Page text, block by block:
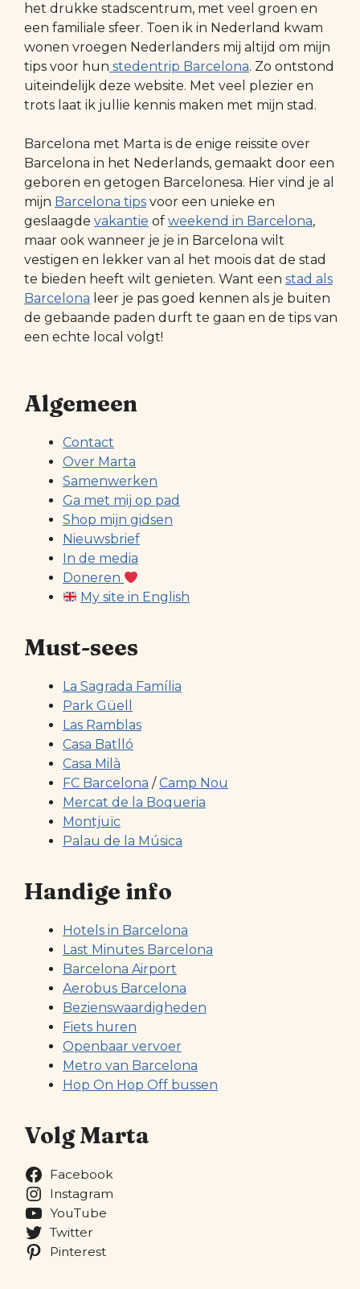
het drukke stadscentrum, met veel groen en
een familiale sfeer. Toen ik in Nederland kwam
wonen vroegen Nederlanders mij altijd om mijn
tips voor hun stedentrip Barcelona. Zo ontstond
uiteindelijk deze website. Met veel plezier en
trots laat ik jullie kennis maken met mijn stad.
Barcelona met Marta is de enige reissite over
Barcelona in het Nederlands, gemaakt door een
geboren en getogen Barcelonesa. Hier vind je al
mijn Barcelona tips voor een unieke en
geslaagde vakantie of weekend in Barcelona,
maar ook wanneer je je in Barcelona wilt
vestigen en lekker van al het moois dat de stad
te bieden heeft wilt genieten. Want een stad als
Barcelona leer je pas goed kennen als je buiten
de gebaande paden durft te gaan en de tips van
een echte local volgt!
Algemeen
Contact
Over Marta
Samenwerken
Ga met mij op pad
Shop mijn gidsen
Nieuwsbrief
In de media
Doneren
My site in English
Must-sees
La Sagrada Família
Park Güell
Las Ramblas
Casa Batlló
Casa Milà
FC Barcelona / Camp Nou
Mercat de la Boqueria
Montjuïc
Palau de la Música
Handige info
Hotels in Barcelona
Last Minutes Barcelona
Barcelona Airport
Aerobus Barcelona
Bezienswaardigheden
Fiets huren
Openbaar vervoer
Metro van Barcelona
Hop On Hop Off bussen
Volg Marta
Facebook
Instagram
YouTube
Twitter
Pinterest